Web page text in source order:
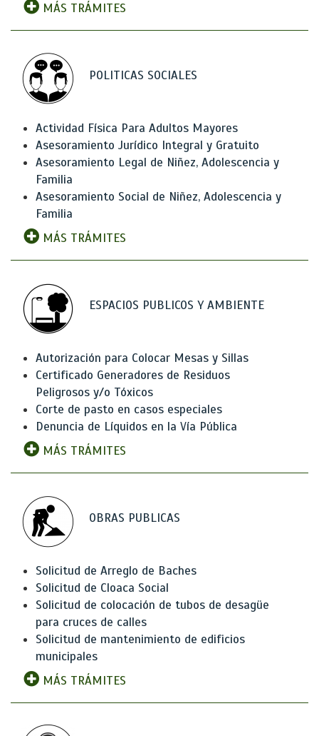
MÁS TRÁMITES
POLITICAS SOCIALES
Actividad Física Para Adultos Mayores
Asesoramiento Jurídico Integral y Gratuito
Asesoramiento Legal de Niñez, Adolescencia y
Familia
Asesoramiento Social de Niñez, Adolescencia y
Familia
MÁS TRÁMITES
ESPACIOS PUBLICOS Y AMBIENTE
Autorización para Colocar Mesas y Sillas
Certificado Generadores de Residuos
Peligrosos y/o Tóxicos
Corte de pasto en casos especiales
Denuncia de Líquidos en la Vía Pública
MÁS TRÁMITES
OBRAS PUBLICAS
Solicitud de Arreglo de Baches
Solicitud de Cloaca Social
Solicitud de colocación de tubos de desagüe
para cruces de calles
Solicitud de mantenimiento de edificios
municipales
MÁS TRÁMITES